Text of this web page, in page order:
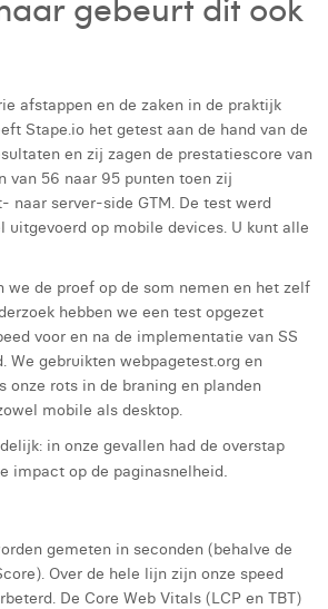
afstappen en de zaken in de praktijk
Stape.io het getest aan de hand van de
en zij zagen de prestatiescore van
van 56 naar 95 punten toen zij
naar server-side GTM. De test werd
uitgevoerd op mobile devices. U kunt alle
we de proef op de som nemen en het zelf
hebben we een test opgezet
voor en na de implementatie van SS
We gebruikten webpagetest.org en
onze rots in de braning en planden
mobile als desktop.
in onze gevallen had de overstap
impact op de paginasnelheid.
gemeten in seconden (behalve de
Over de hele lijn zijn onze speed
De Core Web Vitals (LCP en TBT)